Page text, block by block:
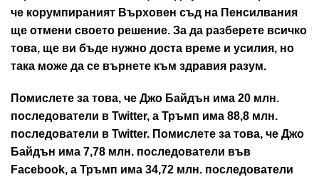
че корумпираният Върховен съд на Пенсилвания
ще отмени своето решение. За да разберете всичко
това, ще ви бъде нужно доста време и усилия, но
така може да се върнете към здравия разум.
Помислете за това, че Джо Байдън има 20 млн.
последователи в Twitter, а Тръмп има 88,8 млн.
последователи в Twitter. Помислете за това, че Джо
Байдън има 7,78 млн. последователи във
Facebook, а Тръмп има 34,72 млн. последователи